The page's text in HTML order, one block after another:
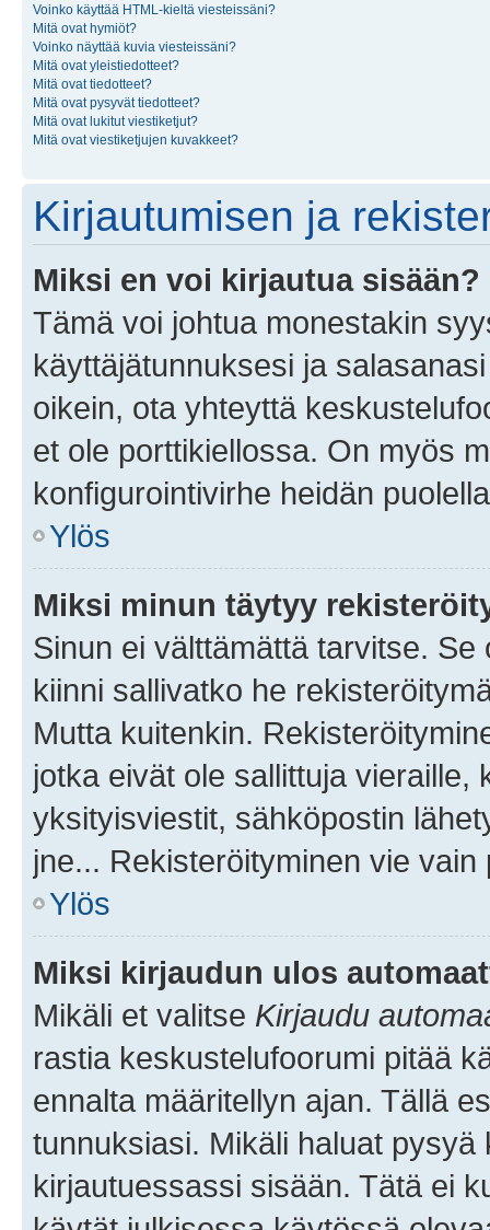
Voinko käyttää HTML-kieltä viesteissäni?
Mitä ovat hymiöt?
Voinko näyttää kuvia viesteissäni?
Mitä ovat yleistiedotteet?
Mitä ovat tiedotteet?
Mitä ovat pysyvät tiedotteet?
Mitä ovat lukitut viestiketjut?
Mitä ovat viestiketjujen kuvakkeet?
Kirjautumisen ja
Miksi en voi kirjautua sisään?
Tämä voi johtua monestakin
käyttäjätunnuksesi ja
oikein, ota yhteyttä
et ole porttikiellossa. On myös
konfigurointivirhe heidän
Ylös
Miksi minun täytyy
Sinun ei välttämättä tarvitse.
kiinni sallivatko he
Mutta kuitenkin.
jotka eivät ole sallittuja vieraille,
yksityisviestit, sähköpostin
jne... Rekisteröityminen vie
Ylös
Miksi kirjaudun ulos
Mikäli et valitse Kirjaudu
rastia keskustelufoorumi pitää
ennalta määritellyn ajan. Tällä
tunnuksiasi. Mikäli haluat
kirjautuessassi sisään. Tätä ei